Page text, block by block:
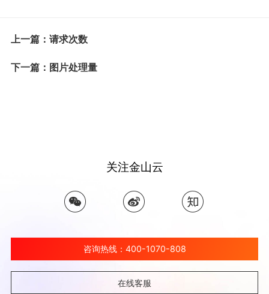
上一篇：请求次数
下一篇：图片处理量
关注金山云
咨询热线：400-1070-808
在线客服